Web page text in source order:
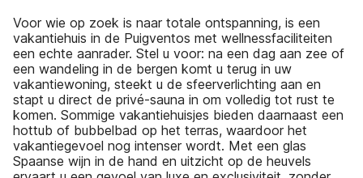
Voor wie op zoek is naar totale ontspanning, is een
vakantiehuis in de Puigventos met wellnessfaciliteiten
een echte aanrader. Stel u voor: na een dag aan zee of
een wandeling in de bergen komt u terug in uw
vakantiewoning, steekt u de sfeerverlichting aan en
stapt u direct de privé-sauna in om volledig tot rust te
komen. Sommige vakantiehuisjes bieden daarnaast een
hottub of bubbelbad op het terras, waardoor het
vakantiegevoel nog intenser wordt. Met een glas
Spaanse wijn in de hand en uitzicht op de heuvels